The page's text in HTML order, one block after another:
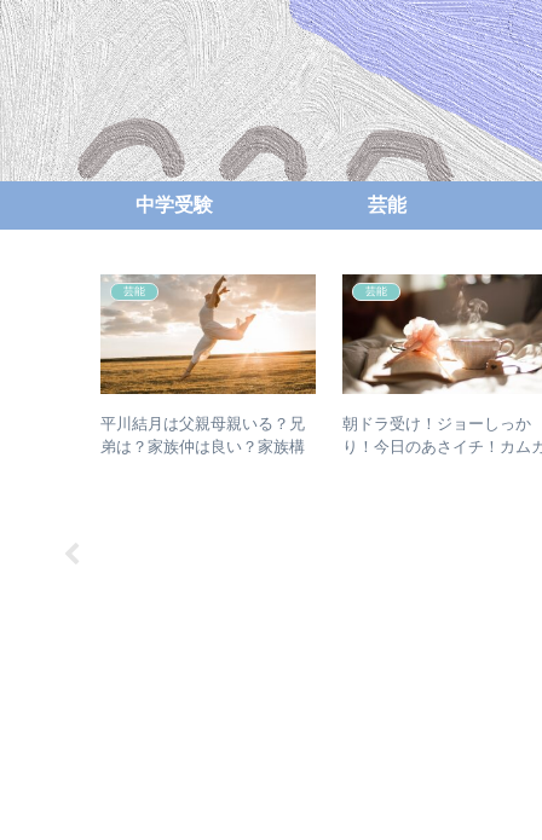
中学受験 芸能
芸能
平川結月は父親母親いる？兄
弟は？家族仲は良い？家族構
芸能
朝ドラ受け！ジョーしっか
り！今日のあさイチ！カム